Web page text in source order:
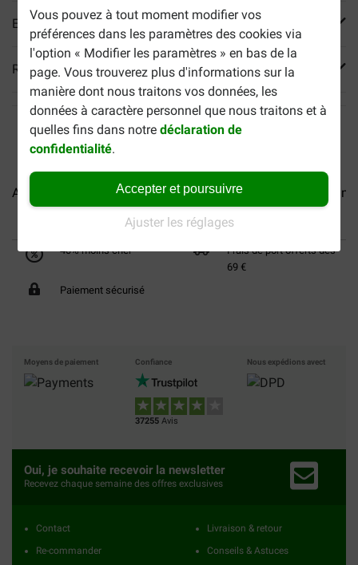
Vous pouvez à tout moment modifier vos
préférences dans les paramètres des cookies via
l'option « Modifier les paramètres » en bas de la
page. Vous trouverez plus d'informations sur la
manière dont nous traitons vos données, les
données à caractère personnel que nous traitons et à
quelles fins dans notredéclaration de
confidentialité.
Accepter et poursuivre
Ajuster les réglages
En savoir plus
Reviews
Almo Nature HFC Natural... Almo Nature HFC Jelly...
40% moins cher
Frais de port offerts dès
69 €
Paiement sécurisé
Moyens de paiement Confiance
37255 Avis
Nous expédions avect
Oui, je souhaite recevoir la newsletter
Recevez chaque semaine des offres exclusives
Contact
Re-commander
Livraison & retour
Conseils & Astuces